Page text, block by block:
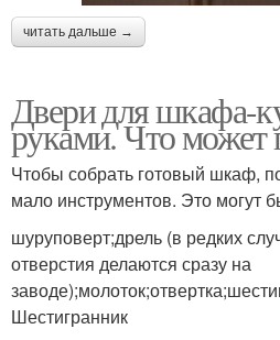
читать дальше →
Двери для шкафа-
руками. Что может
Чтобы собрать готовый шкаф,
мало инструментов. Это могут
шуруповерт;дрель (в редких
отверстия делаются сразу на
Шестигранник